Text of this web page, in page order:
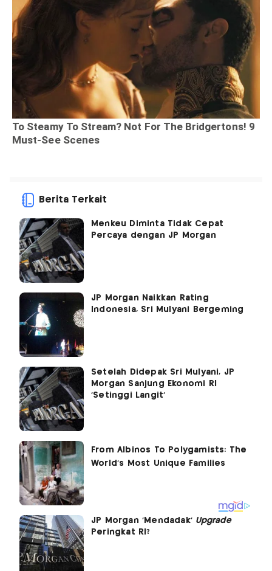
Berita Terkait
Menkeu Diminta Tidak Cepat
Percaya dengan JP Morgan
JP Morgan Naikkan Rating
Indonesia, Sri Mulyani Bergeming
Setelah Didepak Sri Mulyani, JP
Morgan Sanjung Ekonomi RI
'Setinggi Langit'
JP Morgan 'Mendadak' Upgrade
Peringkat RI?